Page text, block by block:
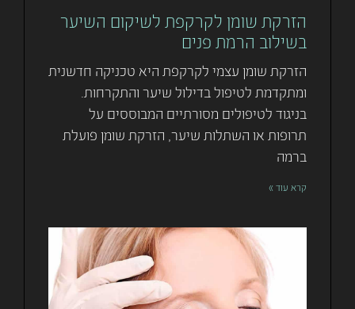
הזרקת שומן לקרקפת לשיקום השיער
בשילוב הרמת פנים
הזרקת שומן עצמי לקרקפת היא טכניקה חדשנית
ומתקדמת לטיפול בדילול שיער והתקרחות.
בניגוד לטיפולים מסורתיים המבוססים על
תרופות או השתלות שיער, הזרקת שומן פועלת
ברמה
קרא עוד »